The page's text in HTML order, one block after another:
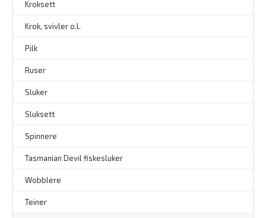
Kroksett
Krok, svivler o.l.
Pilk
Ruser
Sluker
Sluksett
Spinnere
Tasmanian Devil fiskesluker
Wobblere
Teiner